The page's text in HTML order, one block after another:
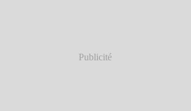
Publicité